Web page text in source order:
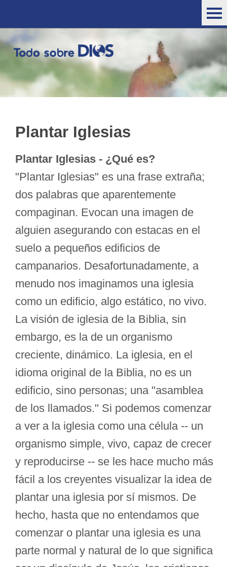
Plantar Iglesias
Plantar Iglesias - ¿Qué es?
"Plantar Iglesias" es una frase extraña;
dos palabras que aparentemente
compaginan. Evocan una imagen de
alguien asegurando con estacas en el
suelo a pequeños edificios de
campanarios. Desafortunadamente, a
menudo nos imaginamos una iglesia
como un edificio, algo estático, no vivo.
La visión de iglesia de la Biblia, sin
embargo, es la de un organismo
creciente, dinámico. La iglesia, en el
idioma original de la Biblia, no es un
edificio, sino personas; una "asamblea
de los llamados." Si podemos comenzar
a ver a la iglesia como una célula -- un
organismo simple, vivo, capaz de crecer
y reproducirse -- se les hace mucho más
fácil a los creyentes visualizar la idea de
plantar una iglesia por sí mismos. De
hecho, hasta que no entendamos que
comenzar o plantar una iglesia es una
parte normal y natural de lo que significa